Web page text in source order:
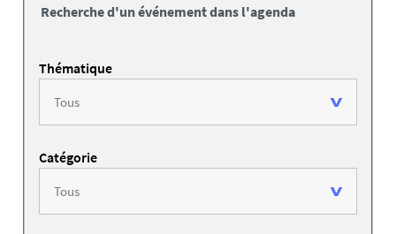
Recherche d'un événement dans l'agenda
Thématique
Catégorie